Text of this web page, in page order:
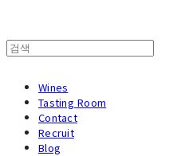
Wines
Tasting Room
Contact
Recruit
Blog